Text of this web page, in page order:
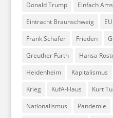
Donald Trump
Einfach
Eintracht Braunschweig
EU
Frank Schäfer
Frieden
Greuther Fürth
Hansa
Heidenheim
Kapitalismus
Krieg
KufA-Haus Kurt
Nationalismus
Pandemie